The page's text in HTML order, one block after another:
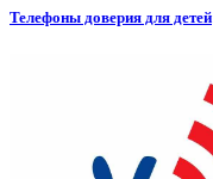
Телефоны доверия для детей